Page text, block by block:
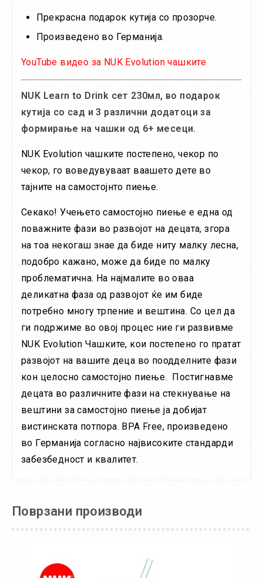
Прекрасна подарок кутија со прозорче.
Произведено во Германија.
YouTube видео за NUK Evolution чашките
NUK Learn to Drink сет 230мл, во подарок
кутија со сад и 3 различни додатоци за
формирање на чашки од 6+ месеци.
NUK Evolution чашките постепено, чекор по
чекор, го воведувуваат ваашето дете во
тајните на самостојнто пиење.
Секако! Учењето самостојно пиење е една од
поважните фази во развојот на децата, згора
на тоа некогаш знае да биде ниту малку лесна,
подобро кажано, може да биде по малку
проблематична. На најмалите во оваа
деликатна фаза од развојот ќе им биде
потребно многу трпение и вештина. Со цел да
ги подржиме во овој процес ние ги развивме
NUK Evolution Чашките, кои постепено го пратат
развојот на вашите деца во поодделните фази
кон целосно самостојно пиење. Постигнавме
децата во различните фази на стекнување на
вештини за самостојно пиење ја добијат
вистинската потпора. BPA Free, произведено
во Германија согласно највисоките стандарди
забезбедност и квалитет.
Поврзани производи